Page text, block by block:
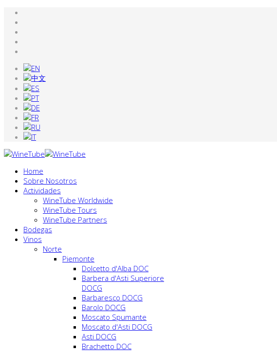
Home
Sobre Nosotros
Actividades
WineTube Worldwide
WineTube Tours
WineTube Partners
Bodegas
Vinos
Norte
Piemonte
Dolcetto d'Alba DOC
Barbera d'Asti Superiore
DOCG
Barbaresco DOCG
Barolo DOCG
Moscato Spumante
Moscato d'Asti DOCG
Asti DOCG
Brachetto DOC